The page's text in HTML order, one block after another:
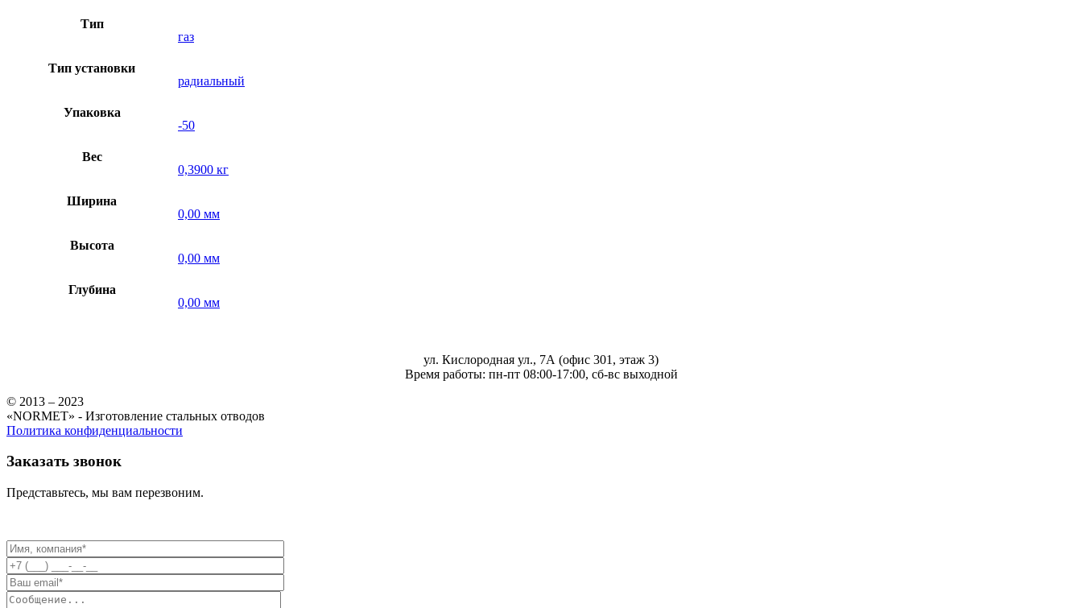
Тип
газ
Тип установки
радиальный
Упаковка
-50
Вес
0,3900 кг
Ширина
0,00 мм
Высота
0,00 мм
Глубина
0,00 мм
ул. Кислородная ул., 7А (офис 301, этаж 3)
Время работы: пн-пт 08:00-17:00, сб-вс выходной
© 2013 – 2023
«NORMET» - Изготовление стальных отводов
Политика конфиденциальности
Заказать звонок
Представьтесь, мы вам перезвоним.